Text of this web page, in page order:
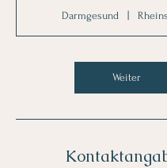
d
3
M
i
n
Darmgesund
Weiter